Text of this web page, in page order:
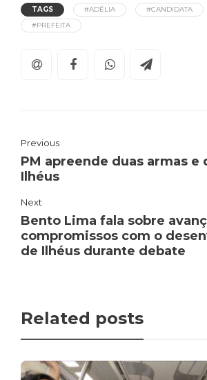
TAGS #ADÉLIA #CANDIDATA
#PREFEITA
Previous
PM apreende duas armas e
Ilhéus
Next
Bento Lima fala sobre
compromissos com o
de Ilhéus durante debate
Related posts